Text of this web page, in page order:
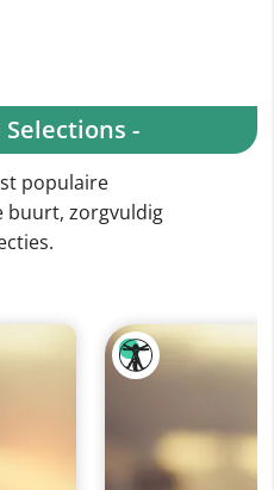
Selections -
populaire
buurt, zorgvuldig